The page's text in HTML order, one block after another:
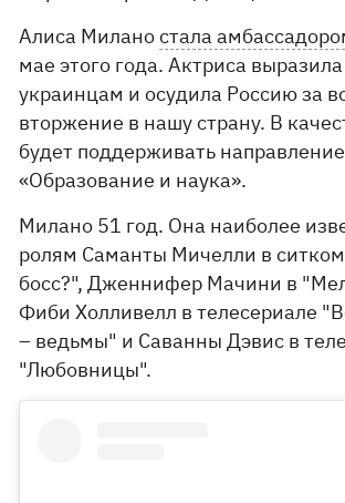
Алиса Миланостала
мае этого года. Актриса
украинцам и осудила Россию за
вторжение в нашу страну. В
будет поддерживать направление
«Образование и наука».
Милано 51 год. Она наиболее
ролям Саманты Мичелли в
босс?", Дженнифер Мачини в
Фиби Холливелл в телесериале
– ведьмы" и Саванны Дэвис в
"Любовницы".